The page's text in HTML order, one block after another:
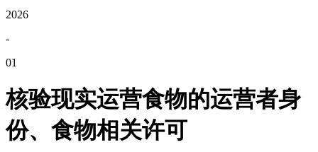
2026
-
01
核验现实运营食物的运营者身
份、食物相关许可